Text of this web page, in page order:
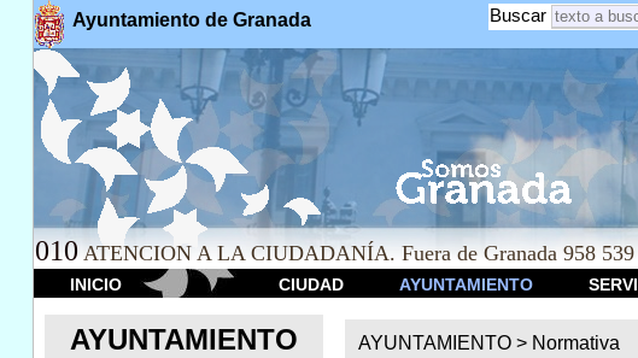
Ayuntamiento de Granada Buscar
010 ATENCION A LA CIUDADANÍA. Fuera de Granada 958 539
INICIO CIUDAD AYUNTAMIENTO
AYUNTAMIENTO AYUNTAMIENTO > Normativa